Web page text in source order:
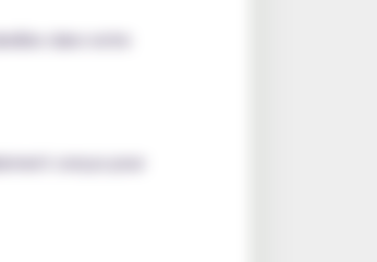
dans notre
conçus pour